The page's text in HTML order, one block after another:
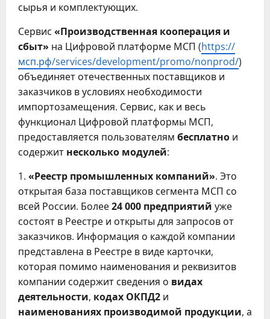
сырья и комплектующих.
Сервис «Производственная кооперация и
сбыт» на Цифровой платформе МСП (https://
мсп.рф/services/development/promo/nonprod/)
объединяет отечественных поставщиков и
заказчиков в условиях необходимости
импортозамещения. Сервис, как и весь
функционал Цифровой платформы МСП,
предоставляется пользователям бесплатно и
содержит несколько модулей:
1. «Реестр промышленных компаний». Это
открытая база поставщиков сегмента МСП со
всей России. Более24 000 предприятий уже
состоят в Реестре и открыты для запросов от
заказчиков. Информация о каждой компании
представлена в Реестре в виде карточки,
которая помимо наименования и реквизитов
компании содержит сведения о видах
деятельности, кодах ОКПД2 и
наименованиях производимой продукции, а